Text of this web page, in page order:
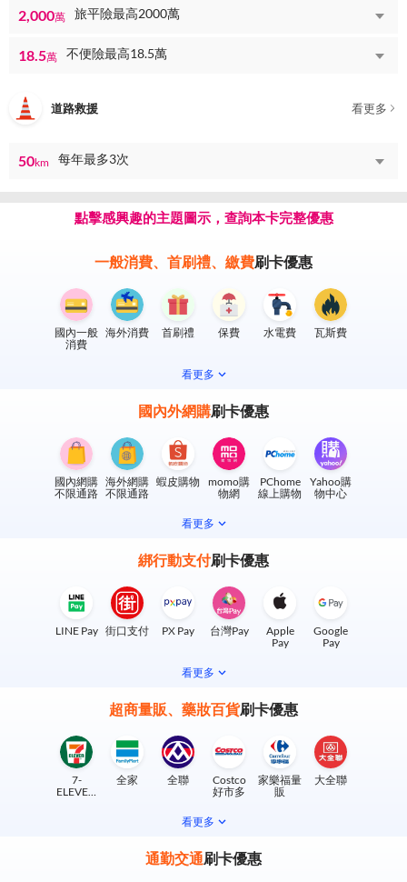
2,000萬 旅平險最高2000萬
18.5萬 不便險最高18.5萬
道路救援 看更多
50km 每年最多3次
點擊感興趣的主題圖示，查詢本卡完整優惠
一般消費、首刷禮、繳費刷卡優惠
國內一般
消費
海外消費 首刷禮 保費 水電費 瓦斯費
看更多
國內外網購刷卡優惠
國內網購
不限通路
海外網購
不限通路
蝦皮購物
momo購
物網
PChome
線上購物
Yahoo購
物中心
看更多
綁行動支付刷卡優惠
LINE Pay 街口支付 PX Pay 台灣Pay
Apple
Pay
Google
Pay
看更多
超商量販、藥妝百貨刷卡優惠
7-
ELEVEN
全家 全聯
Costco
好市多
家樂福量
販
大全聯
看更多
通勤交通刷卡優惠